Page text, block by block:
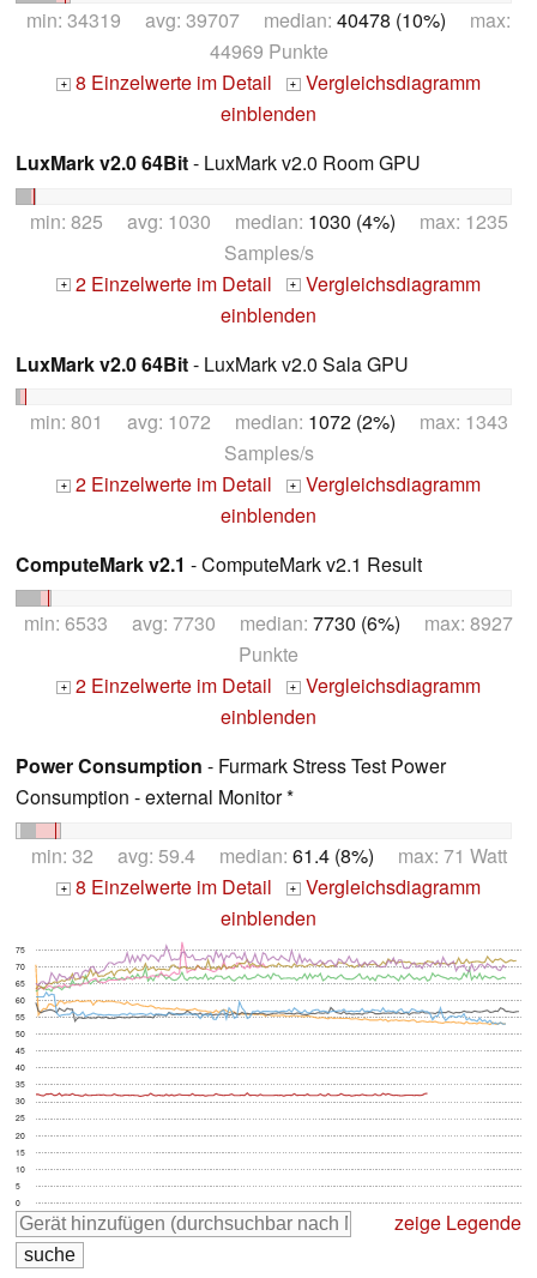
min: 34319 avg: 39707 median: 40478 (10%) max:
44969 Punkte
+ 8 Einzelwerte im Detail + Vergleichsdiagramm
einblenden
LuxMark v2.0 64Bit- LuxMark v2.0 Room GPU
min: 825 avg: 1030 median: 1030 (4%) max: 1235
Samples/s
+ 2 Einzelwerte im Detail + Vergleichsdiagramm
einblenden
LuxMark v2.0 64Bit- LuxMark v2.0 Sala GPU
min: 801 avg: 1072 median: 1072 (2%) max: 1343
Samples/s
+ 2 Einzelwerte im Detail + Vergleichsdiagramm
einblenden
ComputeMark v2.1 - ComputeMark v2.1 Result
min: 6533 avg: 7730 median: 7730 (6%) max: 8927
Punkte
+ 2 Einzelwerte im Detail + Vergleichsdiagramm
einblenden
Power Consumption - Furmark Stress Test Power
Consumption - external Monitor *
min: 32 avg: 59.4 median: 61.4 (8%) max: 71 Watt
+ 8 Einzelwerte im Detail + Vergleichsdiagramm
einblenden
0
5
10
15
20
25
30
35
40
45
50
55
60
65
70
75
zeige Legende